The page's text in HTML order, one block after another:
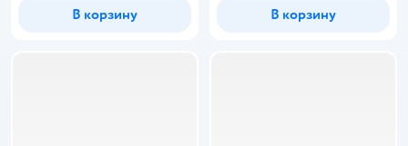
В корзину В корзину